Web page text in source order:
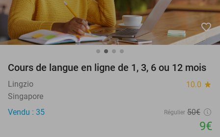
favorite_border
Cours de langue en ligne de 1, 3, 6 ou 12 mois
Lingzio 10.0 star
Singapore
Vendu : 35
Régulier 50€
9€